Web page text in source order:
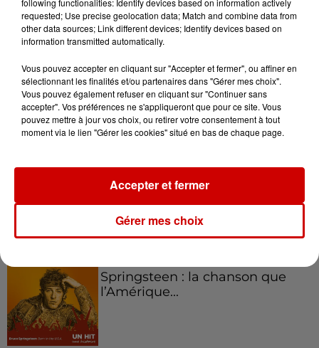
Podcasts Voir plus
Kelly Massol, figure
emblématique de
l'entrepreneuriat féminin
Aménager un school bus au
Canada et accueillir les bleus à
Springsteen : la chanson que
l’Amérique...
following functionalities: Identify devices based on information actively
requested; Use precise geolocation data; Match and combine data from
other data sources; Link different devices; Identify devices based on
information transmitted automatically.
Vous pouvez accepter en cliquant sur "Accepter et fermer", ou affiner en
sélectionnant les finalités et/ou partenaires dans "Gérer mes choix".
Vous pouvez également refuser en cliquant sur "Continuer sans
accepter". Vos préférences ne s'appliqueront que pour ce site. Vous
pouvez mettre à jour vos choix, ou retirer votre consentement à tout
moment via le lien "Gérer les cookies" situé en bas de chaque page.
Gérer mes choix
Accepter et fermer